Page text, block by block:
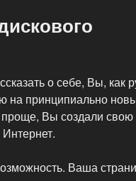
о себе, Вы, как
на принципиально
Вы создали свою
Ваша